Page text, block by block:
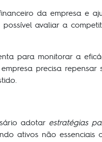
da empresa e
avaliar a
para monitorar a
precisa
adotar estratégias
ativos não